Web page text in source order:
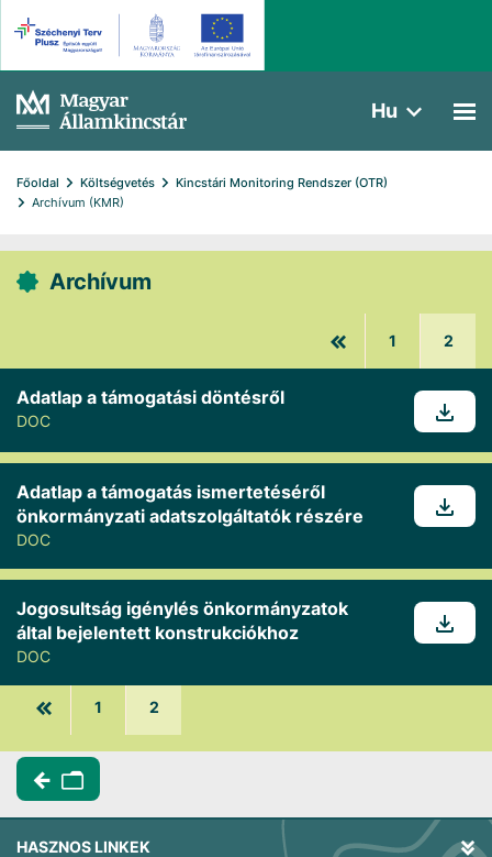
Hu
Főoldal Költségvetés
Kincstári Monitoring Rendszer (OTR)
Archívum (KMR)
Archívum
1 2
Adatlap a támogatási döntésről
DOC
Adatlap a támogatás ismertetéséről
önkormányzati adatszolgáltatók részére
DOC
Jogosultság igénylés önkormányzatok
által bejelentett konstrukciókhoz
DOC
1 2
HASZNOS LINKEK